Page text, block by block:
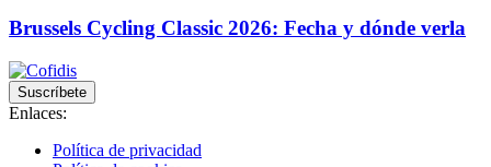
Brussels Cycling Classic 2026: Fecha y dónde verla
Suscríbete
Enlaces:
Política de privacidad